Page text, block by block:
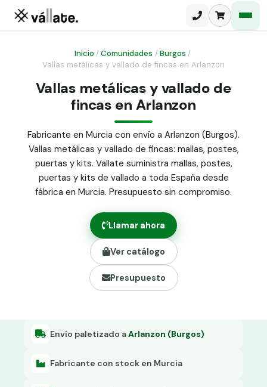
Malla ganadera
Malla simple torsión
Malla triple torsión
Panel malla H.
Puerta abatible dos hojas
Puerta acceso peatonal
Poste malla Hércules
Poste malla simple torsión
Alambre de espino galvanizado
Alambre liso galvanizado
Malla ocultación 70 g/m² verde
Abrazadera PVC malla H.
Grapa malla H.
Inicio /Comunidades / Burgos /
Vallas metálicas y vallado de fincas en Arlanzon
Vallas metálicas y vallado de
fincas en Arlanzon
Fabricante en Murcia con envío a Arlanzon (Burgos).
Vallas metálicas y vallado de fincas: mallas, postes,
puertas y kits. Vallate suministra mallas, postes,
puertas y kits de vallado a toda España desde
fábrica en Murcia. Presupuesto sin compromiso.
Llamar ahora
Ver catálogo
Presupuesto
Envío paletizado aArlanzon (Burgos)
Fabricante con stock en Murcia